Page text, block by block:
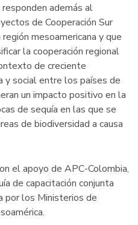
además al
de Cooperación Sur
mesoamericana y que
la cooperación regional
de creciente
y social entre los países de
un impacto positivo en la
de sequía en las que se
de biodiversidad a causa
el apoyo de APC-Colombia,
de capacitación conjunta
por los Ministerios de